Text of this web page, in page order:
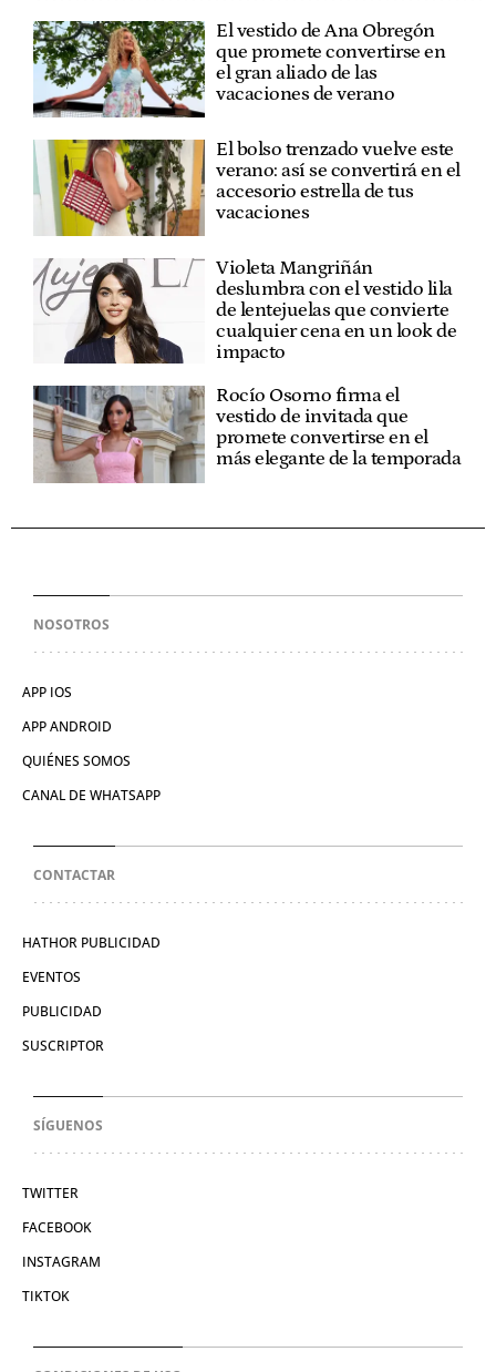
El vestido de Ana Obregón
que promete convertirse en
el gran aliado de las
vacaciones de verano
El bolso trenzado vuelve este
verano: así se convertirá en el
accesorio estrella de tus
vacaciones
Violeta Mangriñán
deslumbra con el vestido lila
de lentejuelas que convierte
cualquier cena en un look de
impacto
Rocío Osorno firma el
vestido de invitada que
promete convertirse en el
más elegante de la temporada
NOSOTROS
APP IOS
APP ANDROID
QUIÉNES SOMOS
CANAL DE WHATSAPP
CONTACTAR
HATHOR PUBLICIDAD
EVENTOS
PUBLICIDAD
SUSCRIPTOR
SÍGUENOS
TWITTER
FACEBOOK
INSTAGRAM
TIKTOK